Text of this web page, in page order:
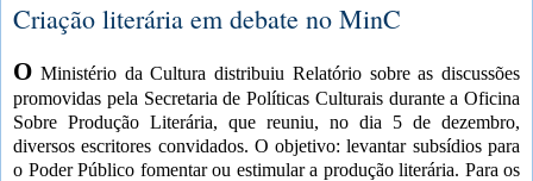
Criação literária em debate no MinC
O Ministério da Cultura distribuiu Relatório sobre as discussões
promovidas pela Secretaria de Políticas Culturais durante a Oficina
Sobre Produção Literária, que reuniu, no dia 5 de dezembro,
diversos escritores convidados. O objetivo: levantar subsídios para
o Poder Público fomentar ou estimular a produção literária. Para os